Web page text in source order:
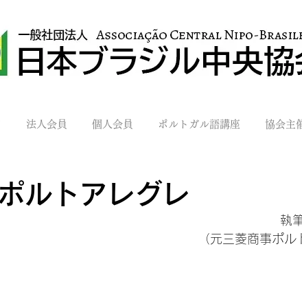
法人会員 個人会員 ポルトガル語講座 協会主
ルトアレグレ
執
（元三菱商事ポル